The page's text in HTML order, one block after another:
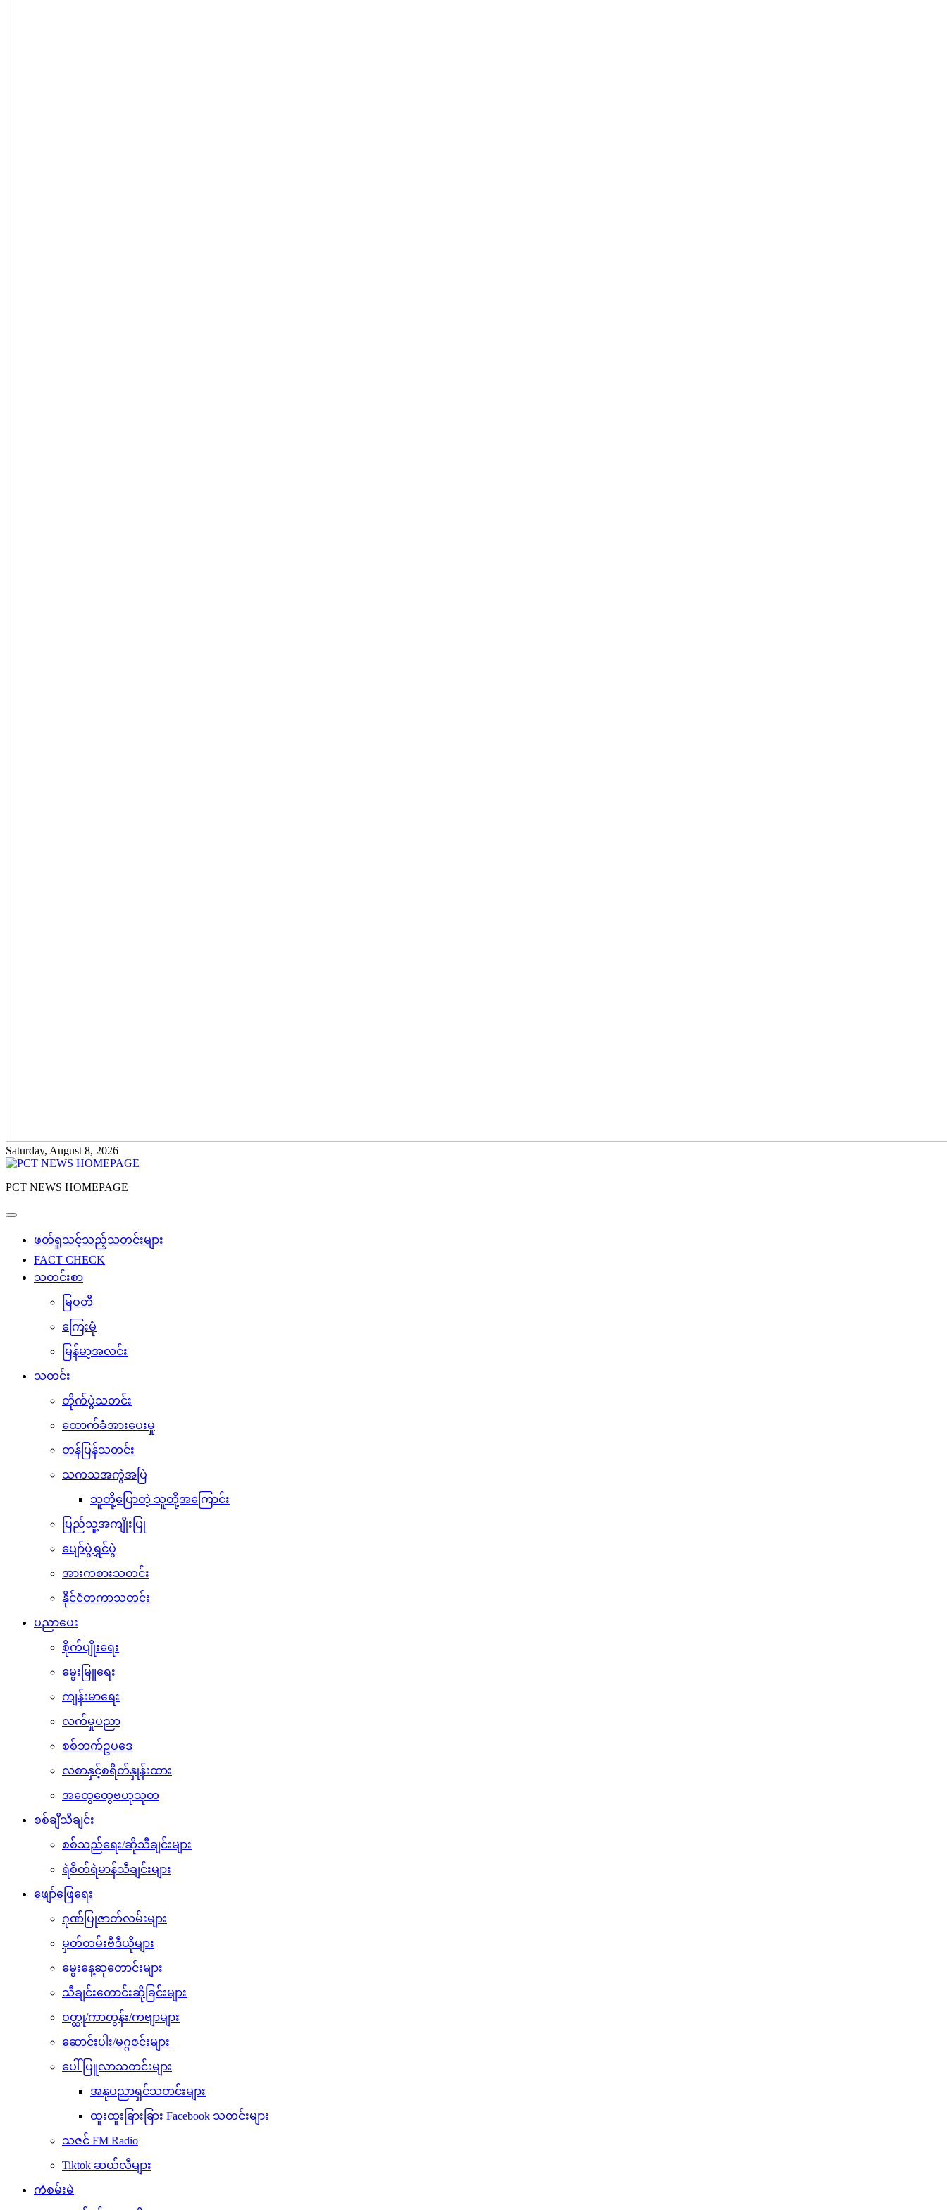
Saturday, August 8, 2026
PCT NEWS HOMEPAGE
ဖတ်ရှုသင့်သည့်သတင်းများ
FACT CHECK
သတင်းစာ
မြဝတီ
ကြေးမုံ
မြန်မာ့အလင်း
သတင်း
တိုက်ပွဲသတင်း
ထောက်ခံအားပေးမှု
တန်ပြန်သတင်း
သကသအကွဲအပြဲ
သူတို့ပြောတဲ့ သူတို့အကြောင်း
ပြည်သူ့အကျိုးပြု
ပျော်ပွဲရွှင်ပွဲ
အားကစားသတင်း
နိုင်ငံတကာသတင်း
ပညာပေး
စိုက်ပျိုးရေး
မွေးမြူရေး
ကျန်းမာရေး
လက်မှုပညာ
စစ်ဘက်ဥပဒေ
လစာနှင့်စရိတ်နှုန်းထား
အထွေထွေဗဟုသုတ
စစ်ချီသီချင်း
စစ်သည်ရေး/ဆိုသီချင်းများ
ရဲစိတ်ရဲမာန်သီချင်းများ
ဖျော်ဖြေရေး
ဂုဏ်ပြုဇာတ်လမ်းများ
မှတ်တမ်းဗီဒီယိုများ
မွေးနေ့ဆုတောင်းများ
သီချင်းတောင်းဆိုခြင်းများ
ဝတ္ထု/ကာတွန်း/ကဗျာများ
ဆောင်းပါး/မဂ္ဂဇင်းများ
ပေါ်ပြူလာသတင်းများ
အနုပညာရှင်သတင်းများ
ထူးထူးခြားခြား Facebook သတင်းများ
သဇင် FM Radio
Tiktok ဆယ်လီများ
ကံစမ်းမဲ